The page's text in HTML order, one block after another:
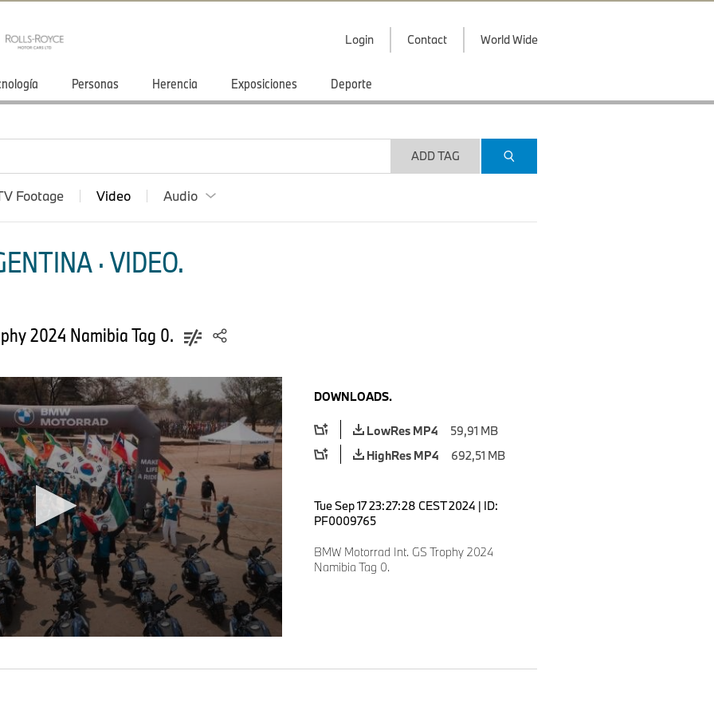
Login Contact World Wide
Personas Herencia Exposiciones Deporte
ADD TAG
Footage Video Audio
· VIDEO.
2024 Namibia Tag 0.
DOWNLOADS.
LowRes MP4
59,91 MB
HighRes MP4
692,51 MB
Tue Sep 17 23:27:28 CEST 2024 | ID:
PF0009765
BMW Motorrad Int. GS Trophy 2024
Namibia Tag 0.